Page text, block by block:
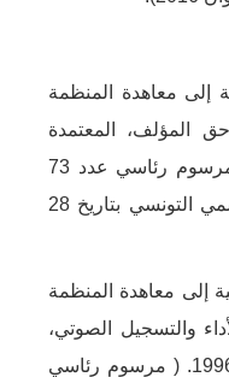
إلى معاهدة
المنظمة
حق المؤلف،
المعتمدة
رئاسي عدد
التونسي بتاريخ
إلى معاهدة
المنظمة
والتسجيل الصوتي،
( مرسوم رئاسي